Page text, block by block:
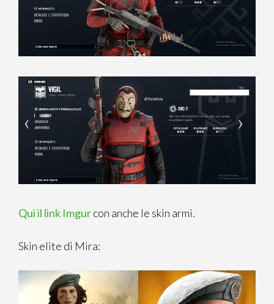
Qui il link Imgurcon anche le skin armi.
Skin elite di Mira: